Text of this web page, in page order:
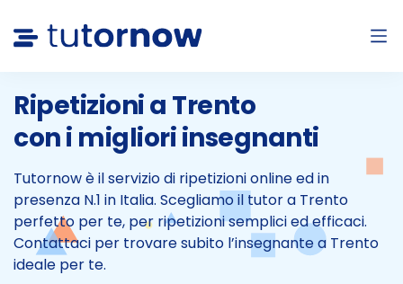
Ripetizioni a Trento
con i migliori insegnanti
Tutornow è il servizio di ripetizioni online ed in
presenza N.1 in Italia. Scegliamo il tutor a Trento
perfetto per te, per ripetizioni semplici ed efficaci.
Contattaci per trovare subito l’insegnante a Trento
ideale per te.